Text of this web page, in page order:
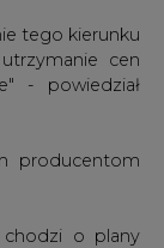
tego kierunku
cen
- powiedział
producentom
chodzi o plany